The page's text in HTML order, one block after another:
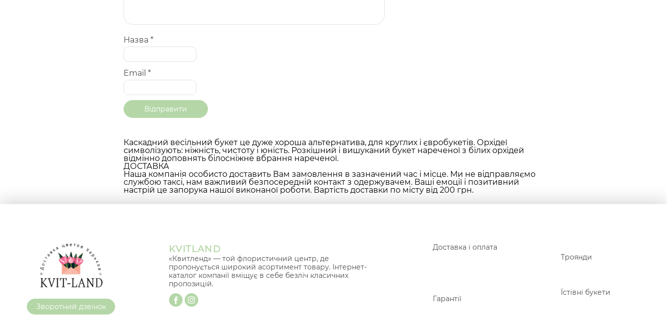
Назва *
Email *
Каскадний весільний букет це дуже хороша альтернатива, для круглих і євробукетів. Орхідеї
символізують: ніжність, чистоту і юність. Розкішний і вишуканий букет нареченої з білих орхідей
відмінно доповнять білосніжне вбрання нареченої.
ДОСТАВКА
Наша компанія особисто доставить Вам замовлення в зазначений час і місце. Ми не відправляємо
службою таксі, нам важливий безпосередній контакт з одержувачем. Ваші емоції і позитивний
настрій це запорука нашої виконаної роботи. Вартість доставки по місту від 200 грн.
Зворотний дзвінок
KVITLAND
«Квитленд» — той флористичний центр, де
пропонується широкий асортимент товару. Інтернет-
каталог компанії вміщує в себе безліч класичних
пропозицій.
Доставка і оплата
Гарантії
Троянди
Їстівні букети